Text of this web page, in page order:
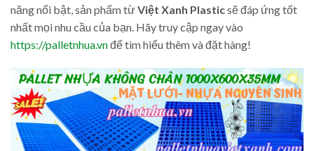
năng nổi bật, sản phẩm từViệt Xanh Plasticsẽ đáp ứng tốt
nhất mọi nhu cầu của bạn. Hãy truy cập ngay vào
https://palletnhua.vnđể tìm hiểu thêm và đặt hàng!